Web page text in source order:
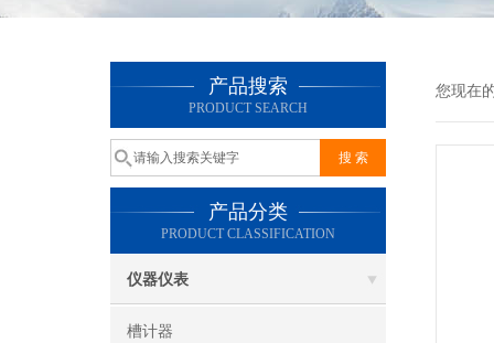
产品搜索
PRODUCT SEARCH
产品分类
PRODUCT CLASSIFICATION
仪器仪表
槽计器
您现在